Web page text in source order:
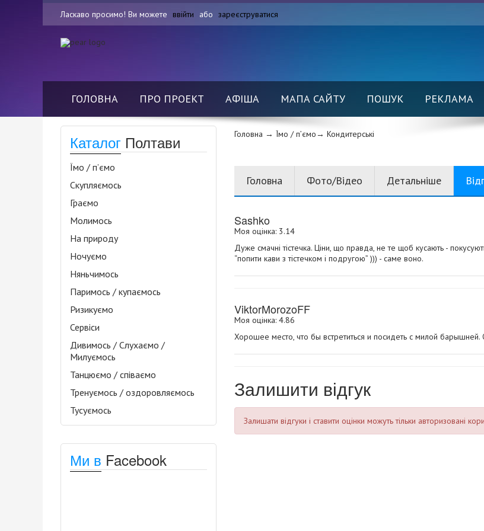
Ласкаво просимо! Ви можете ввійти або зареєструватися
ГОЛОВНА ПРО ПРОЕКТ АФІША МАПА САЙТУ ПОШУК РЕКЛАМА
Каталог Полтави
Їмо / п’ємо
Скупляємось
Граємо
Молимось
На природу
Ночуємо
Няньчимось
Паримось / купаємось
Ризикуємо
Сервіси
Дивимось / Слухаємо /
Милуємось
Танцюємо / співаємо
Тренуємось / оздоровляємось
Тусуємось
Ми в Facebook
Головна → Їмо / п’ємо→ Кондитерські
Головна Фото/Відео Детальніше
Sashko
Моя оцінка: 3.14
Дуже смачні тістечка. Ціни, що правда, не те щоб кусають -
“попити кави з тістечком і подругою” ))) - саме воно.
ViktorMorozoFF
Моя оцінка: 4.86
Хорошее место, что бы встретиться и посидеть с милой
Залишити відгук
Залишати відгуки і ставити оцінки можуть тільки авторизовані